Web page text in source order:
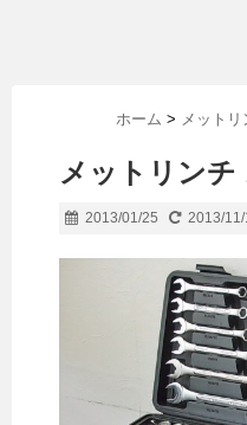
ホーム > メットリ
メットリンチ
2013/01/25 2013/11/